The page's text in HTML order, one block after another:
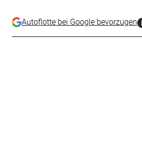
Autoflotte bei Google bevorzugen